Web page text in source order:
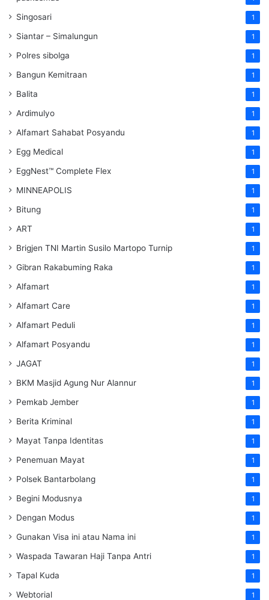
Singosari 1
Siantar – Simalungun 1
Polres sibolga 1
Bangun Kemitraan 1
Balita 1
Ardimulyo 1
Alfamart Sahabat Posyandu 1
Egg Medical 1
EggNest™ Complete Flex 1
MINNEAPOLIS 1
Bitung 1
ART 1
Brigjen TNI Martin Susilo Martopo Turnip 1
Gibran Rakabuming Raka 1
Alfamart 1
Alfamart Care 1
Alfamart Peduli 1
Alfamart Posyandu 1
JAGAT 1
BKM Masjid Agung Nur Alannur 1
Pemkab Jember 1
Berita Kriminal 1
Mayat Tanpa Identitas 1
Penemuan Mayat 1
Polsek Bantarbolang 1
Begini Modusnya 1
Dengan Modus 1
Gunakan Visa ini atau Nama ini 1
Waspada Tawaran Haji Tanpa Antri 1
Tapal Kuda 1
Webtorial 1